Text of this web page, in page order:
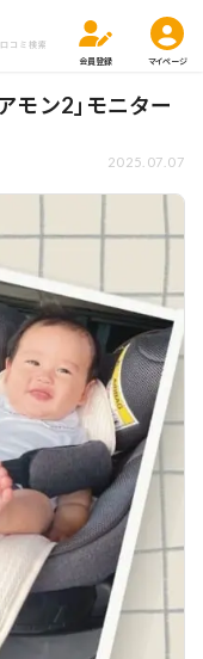
口コミ検索
会員登録
マイページ
モン2」モニター
2025.07.07